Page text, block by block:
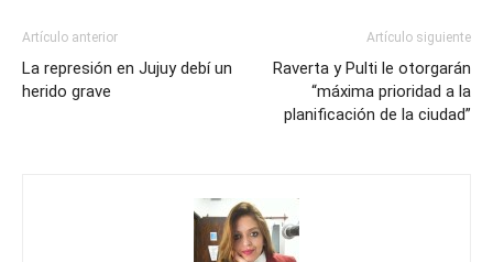
Artículo anterior
La represión en Jujuy debí un
herido grave
Artículo siguiente
Raverta y Pulti le otorgarán
“máxima prioridad a la
planificación de la ciudad”